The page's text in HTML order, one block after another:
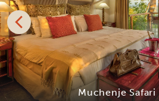
Muchenje Safari